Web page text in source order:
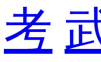
考